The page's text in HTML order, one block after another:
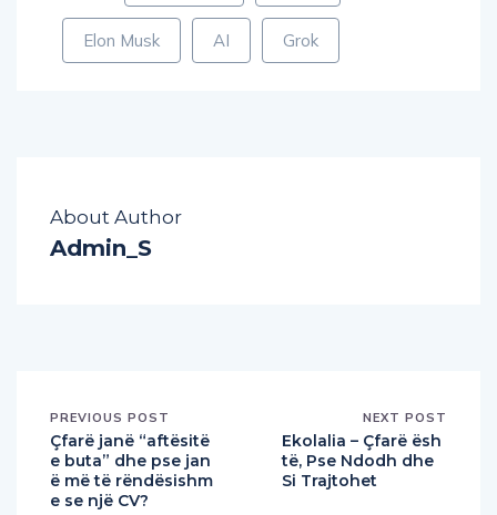
Elon Musk AI Grok
Admin_S
Çfarë janë “aftësitë
e buta” dhe pse jan
ë më të rëndësishm
e se një CV?
Ekolalia – Çfarë ësh
të, Pse Ndodh dhe
Si Trajtohet